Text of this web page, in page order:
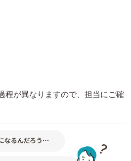
程が異なりますので、担当にご確